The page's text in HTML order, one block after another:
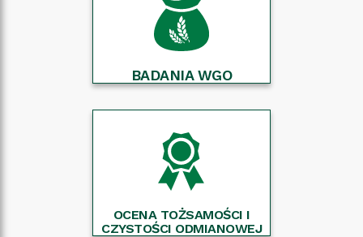
BADANIA WGO
OCENA TOŻSAMOŚCI I
CZYSTOŚCI ODMIANOWEJ